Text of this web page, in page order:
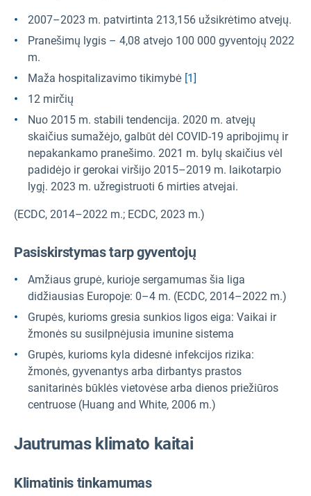
2007–2023 m. patvirtinta 213,156 užsikrėtimo atvejų.
Pranešimų lygis – 4,08 atvejo 100 000 gyventojų 2022
m.
Maža hospitalizavimo tikimybė [1]
12 mirčių
Nuo 2015 m. stabili tendencija. 2020 m. atvejų
skaičius sumažėjo, galbūt dėl COVID-19 apribojimų ir
nepakankamo pranešimo. 2021 m. bylų skaičius vėl
padidėjo ir gerokai viršijo 2015–2019 m. laikotarpio
lygį. 2023 m. užregistruoti 6 mirties atvejai.
(ECDC, 2014–2022 m.; ECDC, 2023 m.)
Pasiskirstymas tarp gyventojų
Amžiaus grupė, kurioje sergamumas šia liga
didžiausias Europoje: 0–4 m. (ECDC, 2014–2022 m.)
Grupės, kurioms gresia sunkios ligos eiga: Vaikai ir
žmonės su susilpnėjusia imunine sistema
Grupės, kurioms kyla didesnė infekcijos rizika:
žmonės, gyvenantys arba dirbantys prastos
sanitarinės būklės vietovėse arba dienos priežiūros
centruose (Huang and White, 2006 m.)
Jautrumas klimato kaitai
Klimatinis tinkamumas